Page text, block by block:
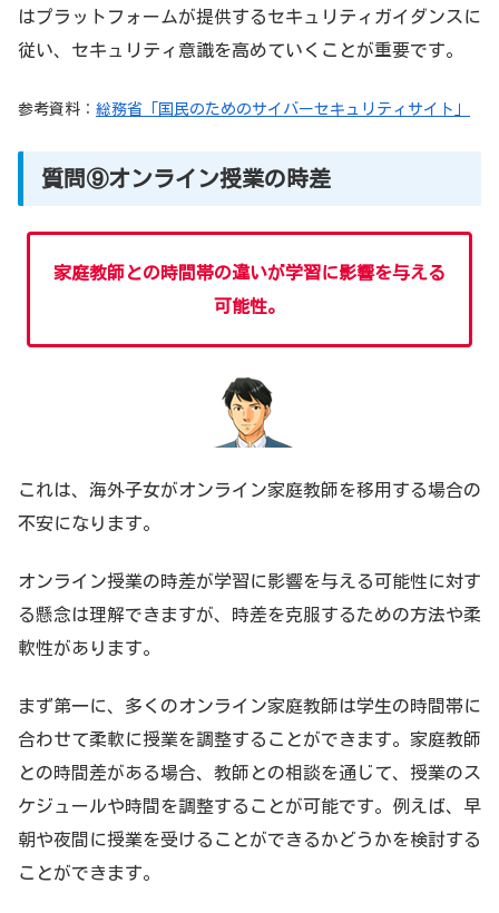
はプラットフォームが提供するセキュリティガイダンスに
従い、セキュリティ意識を高めていくことが重要です。
参考資料： 総務省「国民のためのサイバーセキュリティサイト」
質問⑨オンライン授業の時差
家庭教師との時間帯の違いが学習に影響を与える
可能性。
これは、海外子女がオンライン家庭教師を移用する場合の
不安になります。
オンライン授業の時差が学習に影響を与える可能性に対す
る懸念は理解できますが、時差を克服するための方法や柔
軟性があります。
まず第一に、多くのオンライン家庭教師は学生の時間帯に
合わせて柔軟に授業を調整することができます。家庭教師
との時間差がある場合、教師との相談を通じて、授業のス
ケジュールや時間を調整することが可能です。例えば、早
朝や夜間に授業を受けることができるかどうかを検討する
ことができます。